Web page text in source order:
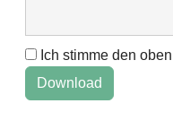
This web space is a
intended to make
anyone. If you find
Ich stimme den